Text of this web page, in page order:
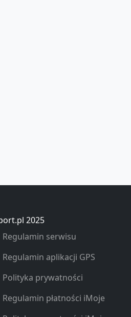
2025
Regulamin serwisu
Regulamin aplikacji GPS
Polityka prywatności
Regulamin płatności iMoje